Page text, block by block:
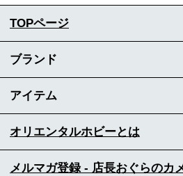
TOPページ
ブランド
アイテム
オリエンタルホビーとは
メルマガ登録 - 店長おぐらのカ